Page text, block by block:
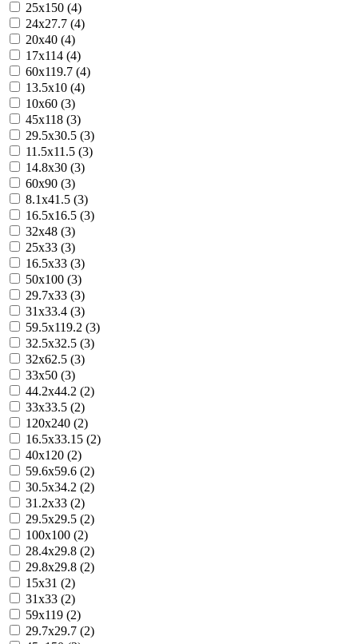
25x150 (4)
24x27.7 (4)
20x40 (4)
17x114 (4)
60x119.7 (4)
13.5x10 (4)
10x60 (3)
45x118 (3)
29.5x30.5 (3)
11.5x11.5 (3)
14.8x30 (3)
60x90 (3)
8.1x41.5 (3)
16.5x16.5 (3)
32x48 (3)
25x33 (3)
16.5x33 (3)
50x100 (3)
29.7x33 (3)
31x33.4 (3)
59.5x119.2 (3)
32.5x32.5 (3)
32x62.5 (3)
33x50 (3)
44.2x44.2 (2)
33x33.5 (2)
120x240 (2)
16.5x33.15 (2)
40x120 (2)
59.6x59.6 (2)
30.5x34.2 (2)
31.2x33 (2)
29.5x29.5 (2)
100x100 (2)
28.4x29.8 (2)
29.8x29.8 (2)
15x31 (2)
31x33 (2)
59x119 (2)
29.7x29.7 (2)